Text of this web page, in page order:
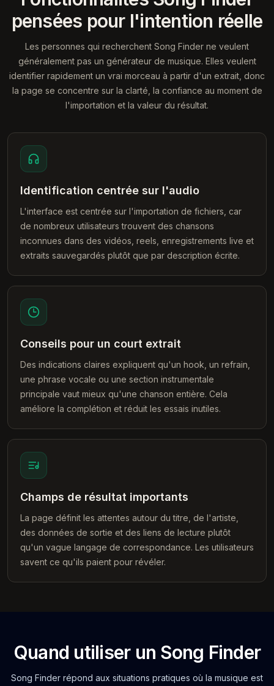
pensées pour l'intention réelle
Les personnes qui recherchent Song Finder ne veulent
généralement pas un générateur de musique. Elles veulent
identifier rapidement un vrai morceau à partir d'un extrait, donc
la page se concentre sur la clarté, la confiance au moment de
l'importation et la valeur du résultat.
Identification centrée sur l'audio
L'interface est centrée sur l'importation de fichiers, car
de nombreux utilisateurs trouvent des chansons
inconnues dans des vidéos, reels, enregistrements live et
extraits sauvegardés plutôt que par description écrite.
Conseils pour un court extrait
Des indications claires expliquent qu'un hook, un refrain,
une phrase vocale ou une section instrumentale
principale vaut mieux qu'une chanson entière. Cela
améliore la complétion et réduit les essais inutiles.
Champs de résultat importants
La page définit les attentes autour du titre, de l'artiste,
des données de sortie et des liens de lecture plutôt
qu'un vague langage de correspondance. Les utilisateurs
savent ce qu'ils paient pour révéler.
Quand utiliser un Song Finder
Song Finder répond aux situations pratiques où la musique est